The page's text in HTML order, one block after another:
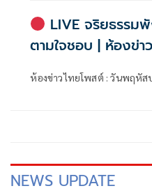
LIVE จริยธรรม
ตามใจชอบ | ห้องข่า
ห้องข่าวไทยโพสต์ : วันพฤหัส
NEWS UPDATE